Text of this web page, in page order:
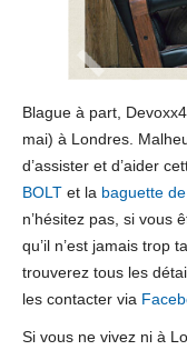
Blague à part,
mai) à Londres.
d’assister et d’aider
BOLT et la baguette
n’hésitez pas, si vous
qu’il n’est jamais trop
trouverez tous les
les contacter via
Si vous ne vivez ni à